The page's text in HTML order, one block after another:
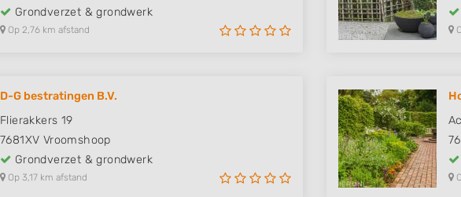
Grondverzet & grondwerk
Op 2,76 km afstand
D-G bestratingen B.V.
Flierakkers 19
7681XV Vroomshoop
Grondverzet & grondwerk
Op 3,17 km afstand